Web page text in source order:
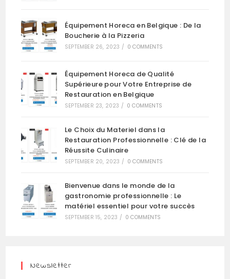
Équipement Horeca en Belgique : De la
Boucherie à la Pizzeria
SEPTEMBER 26, 2023 / 0 COMMENTS
Équipement Horeca de Qualité
Supérieure pour Votre Entreprise de
Restauration en Belgique
SEPTEMBER 23, 2023 / 0 COMMENTS
Le Choix du Materiel dans la
Restauration Professionnelle : Clé de la
Réussite Culinaire
SEPTEMBER 20, 2023 / 0 COMMENTS
Bienvenue dans le monde de la
gastronomie professionnelle : Le
matériel essentiel pour votre succès
SEPTEMBER 15, 2023 / 0 COMMENTS
Newsletter